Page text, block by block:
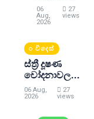
බැරකම්
ප්‍රකාශන
තවදුරටත්
ඉඩ
06
Aug,
2026
27
views
විදෙස්
ස්ත්‍රී දූෂණ
චෝදනාවලට
වරදකරු වූ
මාධ්‍යවේදියෙක්
06 Aug,
2026
27
views